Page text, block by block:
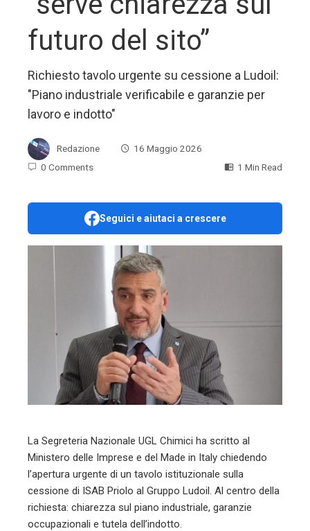
futuro del sito”
Richiesto tavolo urgente su cessione a Ludoil:
"Piano industriale verificabile e garanzie per
lavoro e indotto"
Redazione
16 Maggio 2026
0 Comments
1 Min Read
Seguici e aiutaci a crescere
La Segreteria Nazionale UGL Chimici ha scritto al
Ministero delle Imprese e del Made in Italy chiedendo
l’apertura urgente di un tavolo istituzionale sulla
cessione di ISAB Priolo al Gruppo Ludoil. Al centro della
richiesta: chiarezza sul piano industriale, garanzie
occupazionali e tutela dell’indotto.